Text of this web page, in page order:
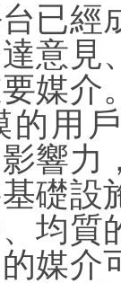
經
意見
媒介
的用
響力
礎設
均質
媒介